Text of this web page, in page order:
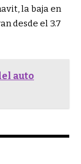
la baja en
desde el 3.7
auto